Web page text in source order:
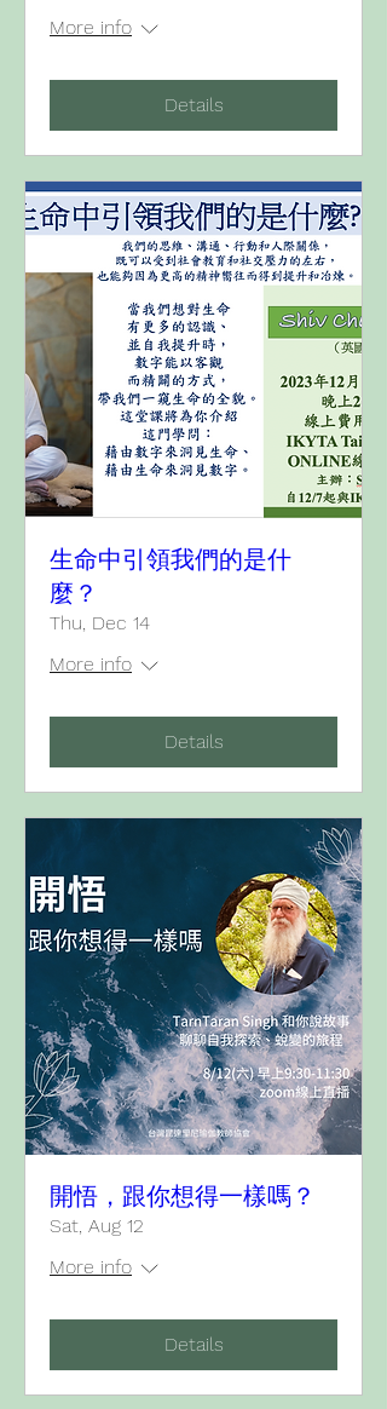
More info
Details
生命中引領我們的是什
麼？
Thu, Dec 14
More info
Details
開悟，跟你想得一樣嗎？
Sat, Aug 12
More info
Details